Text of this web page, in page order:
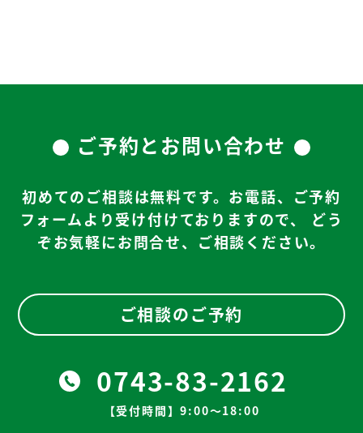
ご予約とお問い合わせ
初めてのご相談は無料です。お電話、ご予約
フォームより受け付けておりますので、
どう
ぞお気軽にお問合せ、ご相談ください。
ご相談のご予約
0743-83-2162
【受付時間】9:00～18:00